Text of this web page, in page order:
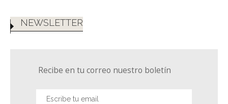
NEWSLETTER
Recibe en tu correo nuestro boletín